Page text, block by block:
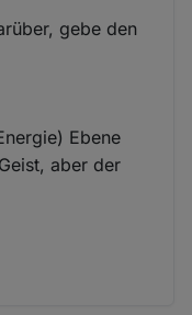
gebe den
Ebene
aber der